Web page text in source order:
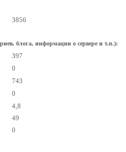
3856
блога, информации о сервере и т.п.):
397
0
743
0
4,8
49
0